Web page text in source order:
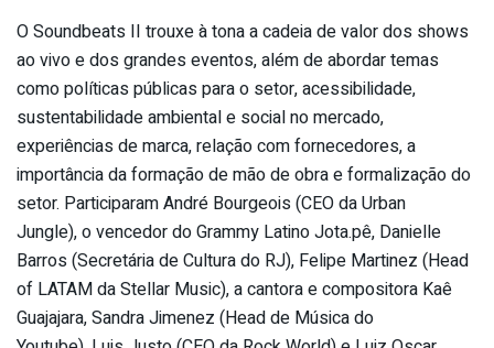
O Soundbeats II trouxe à tona a cadeia de valor dos shows
ao vivo e dos grandes eventos, além de abordar temas
como políticas públicas para o setor, acessibilidade,
sustentabilidade ambiental e social no mercado,
experiências de marca, relação com fornecedores, a
importância da formação de mão de obra e formalização do
setor. Participaram André Bourgeois (CEO da Urban
Jungle), o vencedor do Grammy Latino Jota.pê, Danielle
Barros (Secretária de Cultura do RJ), Felipe Martinez (Head
of LATAM da Stellar Music), a cantora e compositora Kaê
Guajajara, Sandra Jimenez (Head de Música do